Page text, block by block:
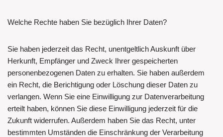
Welche Rechte haben Sie bezüglich Ihrer Daten?
Sie haben jederzeit das Recht, unentgeltlich Auskunft über
Herkunft, Empfänger und Zweck Ihrer gespeicherten
personenbezogenen Daten zu erhalten. Sie haben außerdem
ein Recht, die Berichtigung oder Löschung dieser Daten zu
verlangen. Wenn Sie eine Einwilligung zur Datenverarbeitung
erteilt haben, können Sie diese Einwilligung jederzeit für die
Zukunft widerrufen. Außerdem haben Sie das Recht, unter
bestimmten Umständen die Einschränkung der Verarbeitung